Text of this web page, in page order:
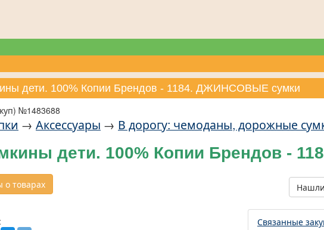
дети. 100% Копии Брендов - 1184. ДЖИНСОВЫЕ сумки
№1483688
→ Аксессуары → В дорогу: чемоданы, дорожные
дети. 100% Копии Брендов -
о товарах
Связанные